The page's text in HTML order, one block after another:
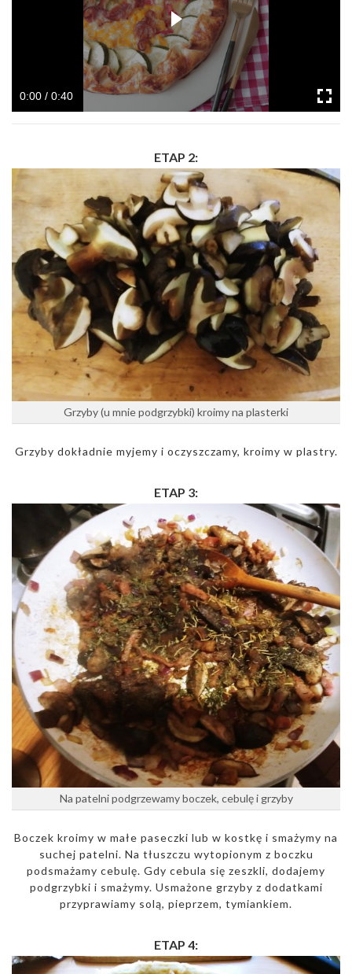
0:00 / 0:40
ETAP 2:
Grzyby (u mnie podgrzybki) kroimy na plasterki
Grzyby dokładnie myjemy i oczyszczamy, kroimy w plastry.
ETAP 3:
Na patelni podgrzewamy boczek, cebulę i grzyby
Boczek kroimy w małe paseczki lub w kostkę i smażymy na
suchej patelni. Na tłuszczu wytopionym z boczku
podsmażamy cebulę. Gdy cebula się zeszkli, dodajemy
podgrzybki i smażymy. Usmażone grzyby z dodatkami
przyprawiamy solą, pieprzem, tymiankiem.
ETAP 4: